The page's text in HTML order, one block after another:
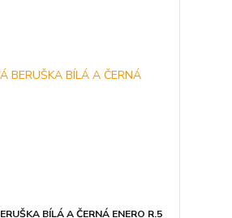
BÍLÁ A ČERNÁ ENERO R.5